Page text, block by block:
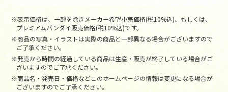
※表示価格は、一部を除きメーカー希望小売価格(税10%込)、もしくは、
プレミアムバンダイ販売価格(税10%込)です。
※商品の写真・イラストは実際の商品と一部異なる場合がございますので
ご了承ください。
※発売から時間の経過している商品は生産・販売が終了している場合がご
ざいますのでご了承ください。
※商品名・発売日・価格などこのホームページの情報は変更になる場合が
ございますのでご了承ください。